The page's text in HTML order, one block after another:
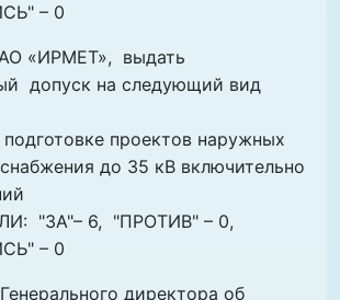
– 0
«ИРМЕТ», выдать
допуск на следующий вид
проектов наружных
до 35 кВ включительно
"ЗА"– 6, "ПРОТИВ" – 0,
– 0
директора об